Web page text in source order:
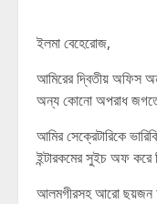
ইলমা বেহেরোজ,
আমিরের দ্বিতীয় অফিস
অন্য কোনো অপরাধ জগতের
আমির সেক্রেটারিকে
ইন্টারকমের সুইচ অফ করে
আলমগীরসহ আরো ছয়জন